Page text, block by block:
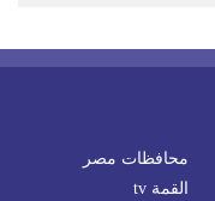
محافظات مصر
القمة tv